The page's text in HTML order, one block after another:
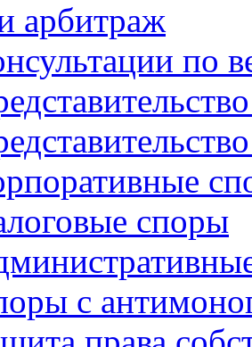
арбитраж
по
споры
с